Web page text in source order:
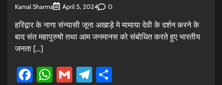
Kamal Sharma April 5, 2024 0
हरिद्वार के नागा संन्यासी जूना अखाड़े मे मामाया देवी के दर्शन करने के
बाद संत महापुरुषो तथा आम जनमानस को संबोधित करते हुए भारतीय
जनता […]
Facebook
WhatsApp
GmailTelegram